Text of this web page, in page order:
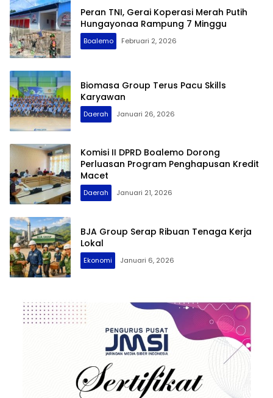
Peran TNI, Gerai Koperasi Merah Putih
Hungayonaa Rampung 7 Minggu
Boalemo Februari 2, 2026
Biomasa Group Terus Pacu Skills
Karyawan
Daerah Januari 26, 2026
Komisi II DPRD Boalemo Dorong
Perluasan Program Penghapusan Kredit
Macet
Daerah Januari 21, 2026
BJA Group Serap Ribuan Tenaga Kerja
Lokal
Ekonomi Januari 6, 2026